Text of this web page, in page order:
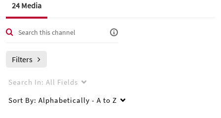
24 Media
Filters
Search In: All Fields
Sort By: Alphabetically - A to Z